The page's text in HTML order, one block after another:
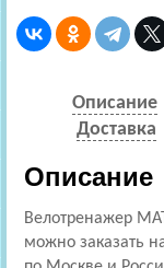
Описание
Доставка
Описание
Велотренажер
можно заказать